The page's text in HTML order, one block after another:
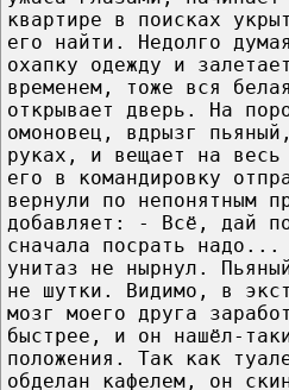
квартире в поисках
его найти. Недолго
охапку одежду и
временем, тоже вся
открывает дверь. На
омоновец, вдрызг
руках, и вещает на
его в командировку
вернули по непонятным
добавляет: - Всё, дай
сначала посрать
унитаз не нырнул.
не шутки. Видимо, в
мозг моего друга
быстрее, и он нашёл-
положения. Так как
обделан кафелем, он